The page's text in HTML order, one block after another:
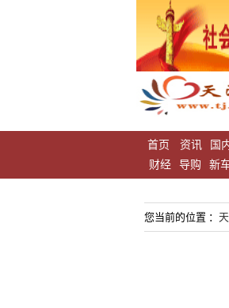
首页 资讯
国
财经
导购 新
您当前的位置 ：